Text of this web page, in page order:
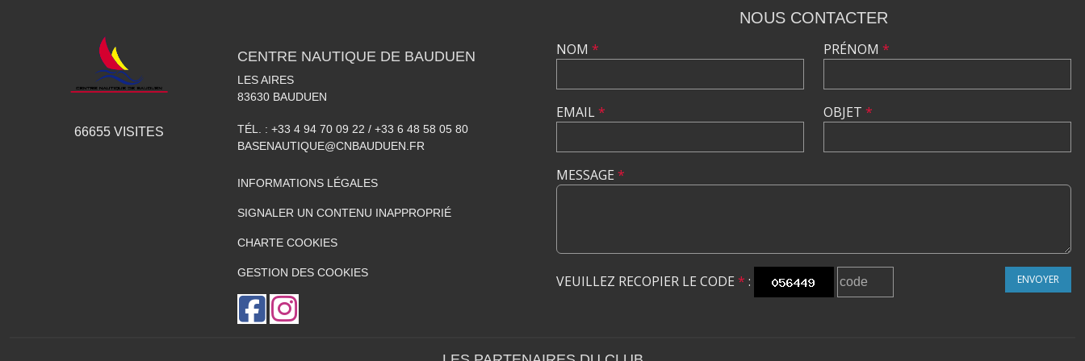
66655VISITES
CENTRE NAUTIQUE DE BAUDUEN
LES AIRES
83630 BAUDUEN
TÉL. : +33 4 94 70 09 22 / +33 6 48 58 05 80
BASENAUTIQUE@CNBAUDUEN.FR
INFORMATIONS LÉGALES
SIGNALER UN CONTENU INAPPROPRIÉ
CHARTE COOKIES
GESTION DES COOKIES
NOUS CONTACTER
NOM *
EMAIL*
PRÉNOM *
OBJET *
MESSAGE *
VEUILLEZ RECOPIER LE CODE * : ENVOYER